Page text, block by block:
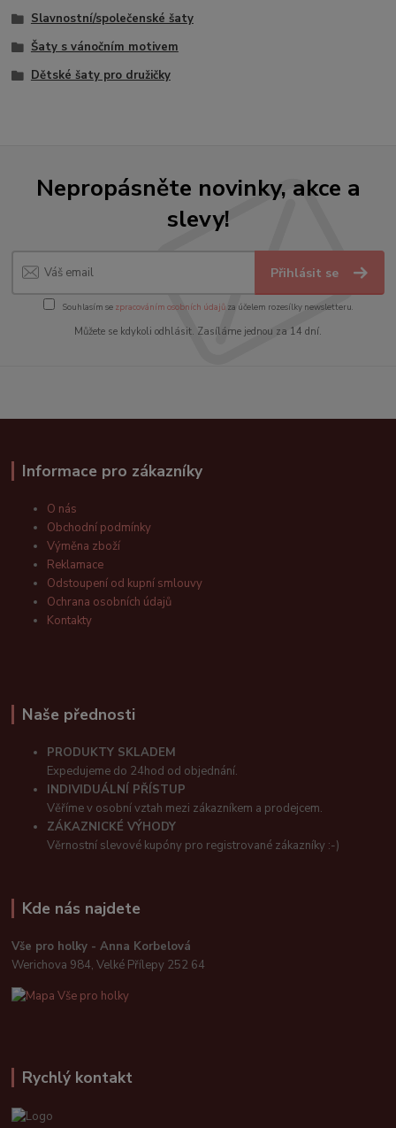
Slavnostní/společenské šaty
Šaty s vánočním motivem
Dětské šaty pro družičky
Nepropásněte novinky, akce a
slevy!
Přihlásit se
Souhlasím se zpracováním osobních údajůza účelem rozesílky newsletteru.
Můžete se kdykoli odhlásit. Zasíláme jednou za 14 dní.
Informace pro zákazníky
O nás
Obchodní podmínky
Výměna zboží
Reklamace
Odstoupení od kupní smlouvy
Ochrana osobních údajů
Kontakty
Naše přednosti
PRODUKTY SKLADEM
Expedujeme do 24hod od objednání.
INDIVIDUÁLNÍ PŘÍSTUP
Věříme v osobní vztah mezi zákazníkem a prodejcem.
ZÁKAZNICKÉ VÝHODY
Věrnostní slevové kupóny pro registrované zákazníky :-)
Kde nás najdete
Vše pro holky - Anna Korbelová
Werichova 984, Velké Přílepy 252 64
Rychlý kontakt